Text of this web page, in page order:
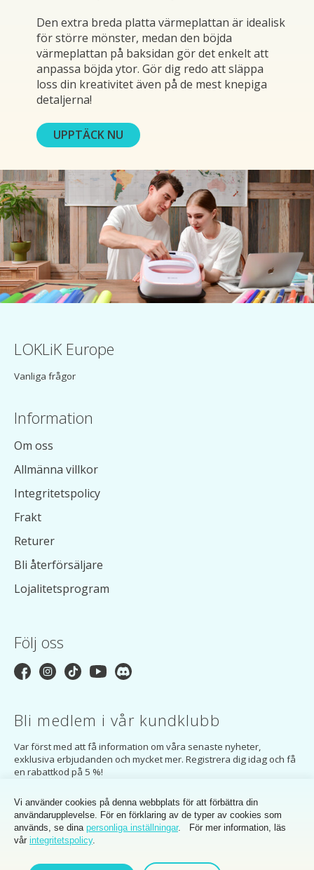
Den extra breda platta värmeplattan är idealisk
för större mönster, medan den böjda
värmeplattan på baksidan gör det enkelt att
anpassa böjda ytor. Gör dig redo att släppa
loss din kreativitet även på de mest knepiga
detaljerna!
UPPTÄCK NU
LOKLiK Europe
Vanliga frågor
Information
Om oss
Allmänna villkor
Integritetspolicy
Frakt
Returer
Bli återförsäljare
Lojalitetsprogram
Följ oss
Bli medlem i vår kundklubb
Var först med att få information om våra senaste nyheter,
exklusiva erbjudanden och mycket mer. Registrera dig idag och få
en rabattkod på 5 %!
PRENUMERERA
Genom att prenumerera godkänner du MakerMondo Customer Clubs
integritetspolicy
Vi använder cookies på denna webbplats för att förbättra din
användarupplevelse. För en förklaring av de typer av cookies som
används, se dina personliga inställningar. För mer information, läs
vår integritetspolicy.